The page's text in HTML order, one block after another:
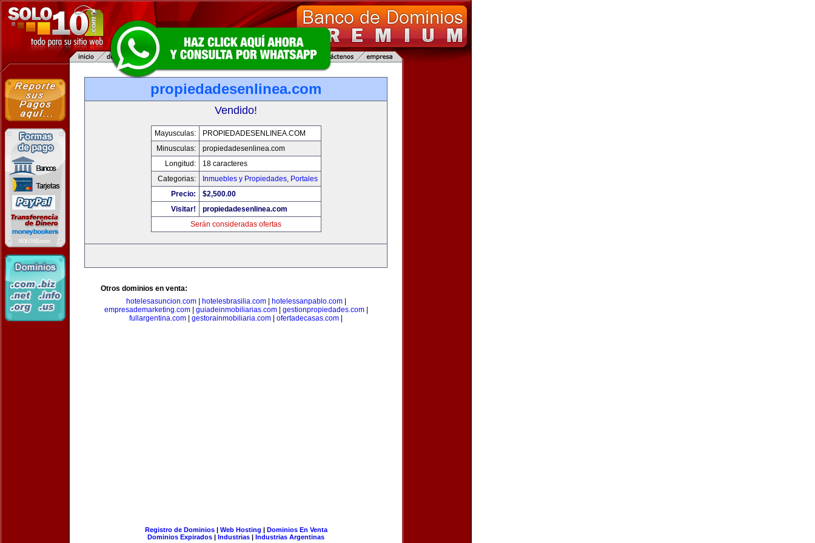
propiedadesenlinea.com
Vendido!
Mayusculas:
PROPIEDADESENLINEA.COM
Minusculas:
propiedadesenlinea.com
Longitud:
18 caracteres
Categorias:
Inmuebles y Propiedades, Portales
Precio:
$2,500.00
Visitar!
propiedadesenlinea.com
Serán consideradas ofertas
Otros dominios en venta:
hotelesasuncion.com| hotelesbrasilia.com| hotelessanpablo.com|
empresademarketing.com| guiadeinmobiliarias.com| gestionpropiedades.com|
fullargentina.com
gestorainmobiliaria.com ofertadecasas.com
Registro de Dominios| Web Hosting | Dominios En Venta
Dominios Expirados | Industrias | Industrias Argentinas